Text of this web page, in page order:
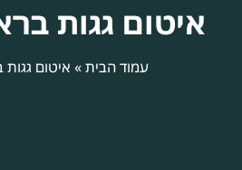
איטום גגות
עמוד הבית» איטום גגות